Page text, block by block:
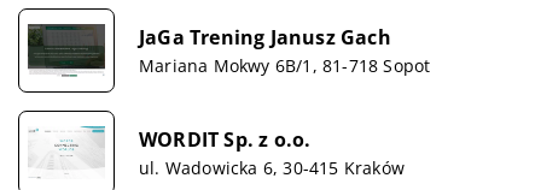
JaGa Trening Janusz Gach
Mariana Mokwy 6B/1, 81-718 Sopot
WORDIT Sp. z o.o.
ul. Wadowicka 6, 30-415 Kraków